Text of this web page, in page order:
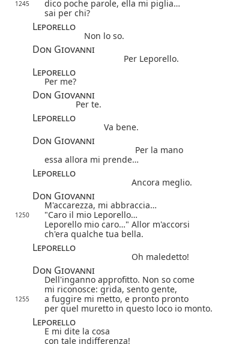
1245 dico poche parole, ella mi piglia…
sai per chi?
Leporello
Non lo so.
Don Giovanni
Per Leporello.
Leporello
Per me?
Don Giovanni
Per te.
Leporello
Va bene.
Don Giovanni
Per la mano
essa allora mi prende…
Leporello
Ancora meglio.
Don Giovanni
M'accarezza, mi abbraccia…
1250 "Caro il mio Leporello…
Leporello mio caro…" Allor m'accorsi
ch'era qualche tua bella.
Leporello
Oh maledetto!
Don Giovanni
Dell'inganno approfitto. Non so come
mi riconosce: grida, sento gente,
1255 a fuggire mi metto, e pronto pronto
per quel muretto in questo loco io monto.
Leporello
E mi dite la cosa
con tale indifferenza!